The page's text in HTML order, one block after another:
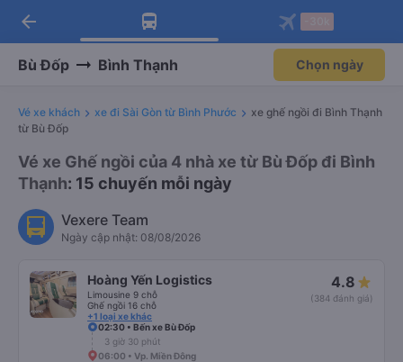
Tải app Vexere ngay!
Nhận ưu đãi thành viên độc
Mở app
Tải app Vexere
-30k/ghế khi đặt vé máy bay qua
Mở app
arrow_back
Bù Đốp Bình Thạnh Chọn ngày
Vé xe khách xe đi Sài Gòn từ Bình Phước
xe ghế ngồi đi Bình Thạnh
từ Bù Đốp
Vé xe Ghế ngồi của 4 nhà xe từ Bù Đốp đi Bình
Thạnh: 15 chuyến mỗi ngày
Vexere Team
Ngày cập nhật: 08/08/2026
Hoàng Yến Logistics
Limousine 9 chỗ
Ghế ngồi 16 chỗ
+1 loại xe khác
4.8
(384 đánh giá)
02:30 • Bến xe Bù Đốp
3 giờ 30 phút
06:00 • Vp. Miền Đông